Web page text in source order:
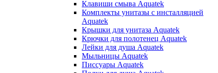
Клавиши смыва Aquatek
Комплекты унитазы с инсталляцией
Aquatek
Крышки для унитаза Aquatek
Крючки для полотенец Aquatek
Лейки для душа Aquatek
Мыльницы Aquatek
Писсуары Aquatek